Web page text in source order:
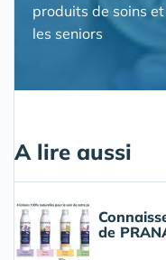
produits de soins
les seniors
A lire aussi
de